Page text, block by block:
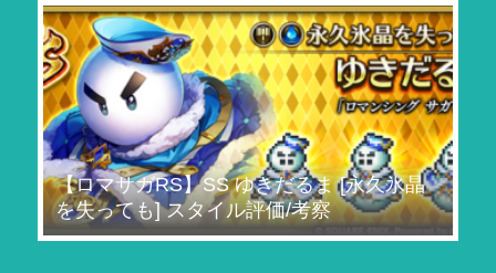
【ロマサガRS】SS ゆきだるま [永久氷晶
を失っても] スタイル評価/考察